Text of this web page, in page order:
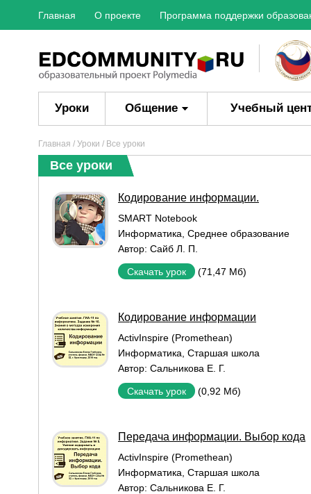
Главная О проекте Программа поддержки
Уроки Общение Учебный
Главная / Уроки / Все уроки
Все уроки
Кодирование информации.
SMART Notebook
Информатика Среднее образование
Автор: Сайб Л. П.
Скачать урок (71,47 Мб)
Кодирование информации
ActivInspire (Promethean)
Информатика Старшая школа
Автор: Сальникова Е. Г.
Скачать урок (0,92 Мб)
Передача информации. Выбор кода
ActivInspire (Promethean)
Информатика Старшая школа
Автор: Сальникова Е. Г.